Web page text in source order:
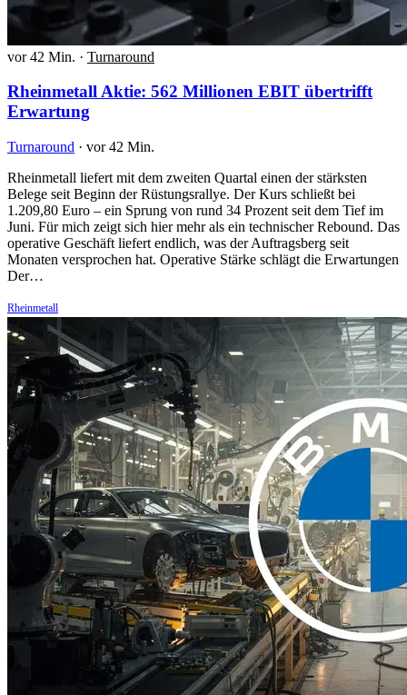
vor 42 Min. · Turnaround
Rheinmetall Aktie: 562 Millionen EBIT übertrifft
Erwartung
Turnaround · vor 42 Min.
Rheinmetall liefert mit dem zweiten Quartal einen der stärksten
Belege seit Beginn der Rüstungsrallye. Der Kurs schließt bei
1.209,80 Euro – ein Sprung von rund 34 Prozent seit dem Tief im
Juni. Für mich zeigt sich hier mehr als ein technischer Rebound. Das
operative Geschäft liefert endlich, was der Auftragsberg seit
Monaten versprochen hat. Operative Stärke schlägt die Erwartungen
Der…
Rheinmetall